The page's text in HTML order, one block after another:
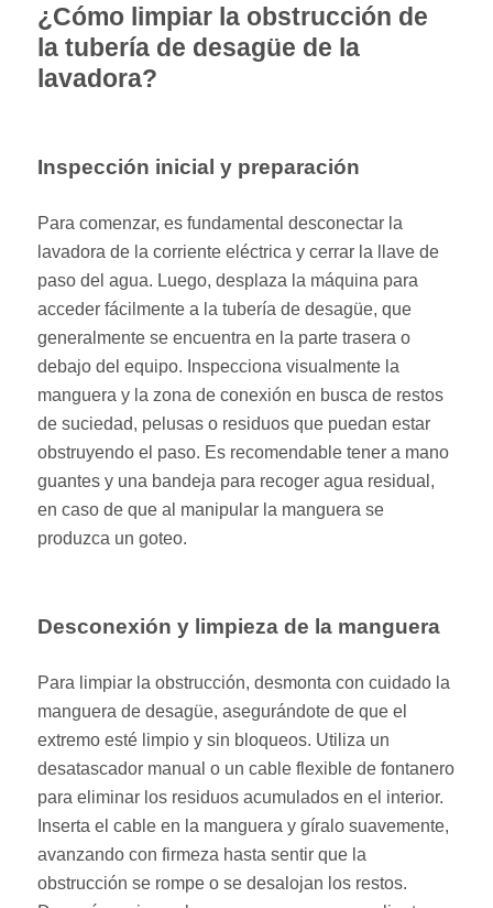
¿Cómo limpiar la obstrucción de
la tubería de desagüe de la
lavadora?
Inspección inicial y preparación
Para comenzar, es fundamental desconectar la
lavadora de la corriente eléctrica y cerrar la llave de
paso del agua. Luego, desplaza la máquina para
acceder fácilmente a la tubería de desagüe, que
generalmente se encuentra en la parte trasera o
debajo del equipo. Inspecciona visualmente la
manguera y la zona de conexión en busca de restos
de suciedad, pelusas o residuos que puedan estar
obstruyendo el paso. Es recomendable tener a mano
guantes y una bandeja para recoger agua residual,
en caso de que al manipular la manguera se
produzca un goteo.
Desconexión y limpieza de la manguera
Para limpiar la obstrucción, desmonta con cuidado la
manguera de desagüe, asegurándote de que el
extremo esté limpio y sin bloqueos. Utiliza un
desatascador manual o un cable flexible de fontanero
para eliminar los residuos acumulados en el interior.
Inserta el cable en la manguera y gíralo suavemente,
avanzando con firmeza hasta sentir que la
obstrucción se rompe o se desalojan los restos.